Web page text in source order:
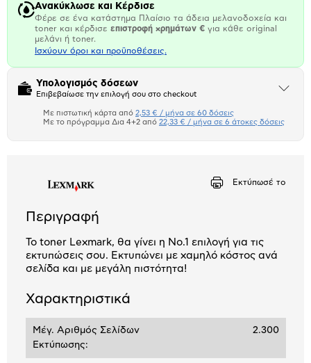
Ανακύκλωσε και Κέρδισε
Φέρε σε ένα κατάστημα Πλαίσιο τα άδεια μελανοδοχεία και
toner και κέρδισε επιστροφή χρημάτων € για κάθε original
μελάνι ή toner.
Ισχύουν όροι και προϋποθέσεις.
Υπολογισμός δόσεων
Επιβεβαίωσε την επιλογή σου στο checkout
Άνοιξε
Πιστωτική κάρτα
Με πιστωτική κάρτα από 2,53 € / μήνα σε 60 δόσεις
Με το πρόγραμμα Δια 4+2 από 22,33 € / μήνα σε 6 άτοκες δόσεις
Εκτύπωσέ το
Περιγραφή
Το toner Lexmark, θα γίνει η No.1 επιλογή για τις
εκτυπώσεις σου. Εκτυπώνει με χαμηλό κόστος ανά
σελίδα και με μεγάλη πιστότητα!
Χαρακτηριστικά
Μέγ. Αριθμός Σελίδων
Εκτύπωσης:
2.300